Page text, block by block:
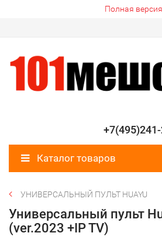
Полная
Каталог товаров
УНИВЕРСАЛЬНЫЙ ПУЛЬТ HUAYU
Универсальный пульт
(ver.2023 +IP TV)